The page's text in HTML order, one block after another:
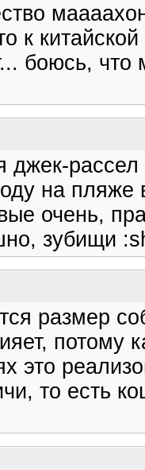
к
боюсь,
джек-
на пляже
очень,
зубищи
размер
потому
это
то есть